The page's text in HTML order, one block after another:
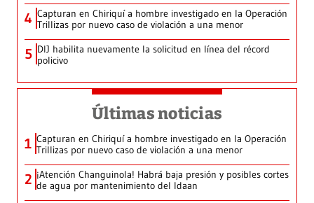
4 Capturan en Chiriquí a hombre investigado en la Operación
Trillizas por nuevo caso de violación a una menor
5 DIJ habilita nuevamente la solicitud en línea del récord
policivo
Últimas noticias
1 Capturan en Chiriquí a hombre investigado en la Operación
Trillizas por nuevo caso de violación a una menor
2 ¡Atención Changuinola! Habrá baja presión y posibles cortes
de agua por mantenimiento del Idaan